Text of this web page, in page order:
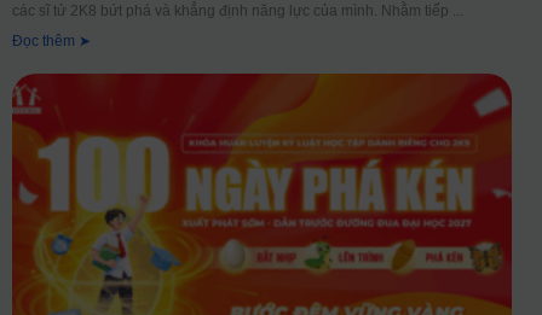
các sĩ tử 2K8 bứt phá và khẳng định năng lực của mình. Nhằm tiếp
Đọc thêm ➤